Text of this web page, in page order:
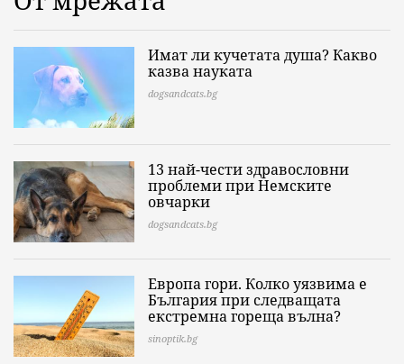
Имат ли кучетата душа? Какво
казва науката
dogsandcats.bg
13 най-чести здравословни
проблеми при Немските
овчарки
dogsandcats.bg
Европа гори. Колко уязвима е
България при следващата
екстремна гореща вълна?
sinoptik.bg